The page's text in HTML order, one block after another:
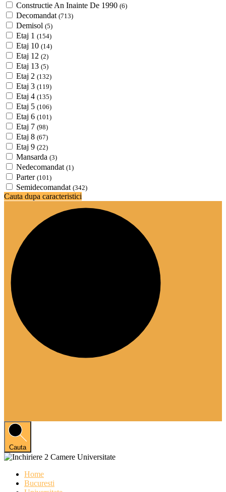
Constructie An Inainte De 1990 (6)
Decomandat (713)
Demisol (5)
Etaj 1 (154)
Etaj 10 (14)
Etaj 12 (2)
Etaj 13 (5)
Etaj 2 (132)
Etaj 3 (119)
Etaj 4 (135)
Etaj 5 (106)
Etaj 6 (101)
Etaj 7 (98)
Etaj 8 (67)
Etaj 9 (22)
Mansarda (3)
Nedecomandat (1)
Parter (101)
Semidecomandat (342)
Cauta dupa caracteristici
Cauta
Home
Bucuresti